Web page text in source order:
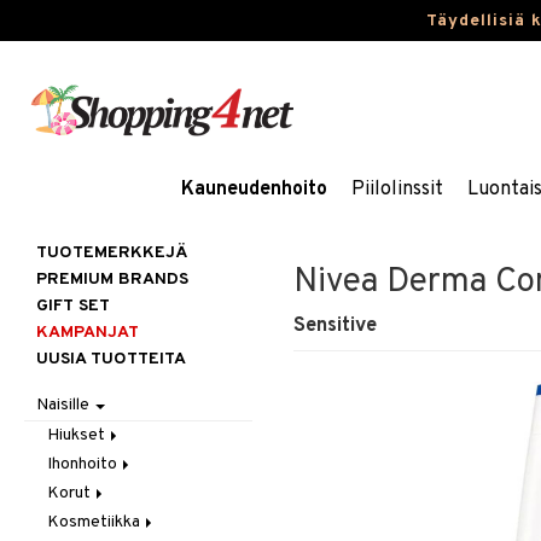
Täydellisiä
Kauneudenhoito Piilolinssit
Nivea Derma
Sensitive
TUOTEMERKKEJÄ
PREMIUM BRANDS
GIFT SET
KAMPANJAT
UUSIA TUOTTEITA
Naisille
Hiukset
Gift Set
Harjat / Kammat
Hiuskuurit
Ihonhoito
Aurinkotuotteet
Erikoistuotteet
Korut
Kaulakorut
Kosmetiikka